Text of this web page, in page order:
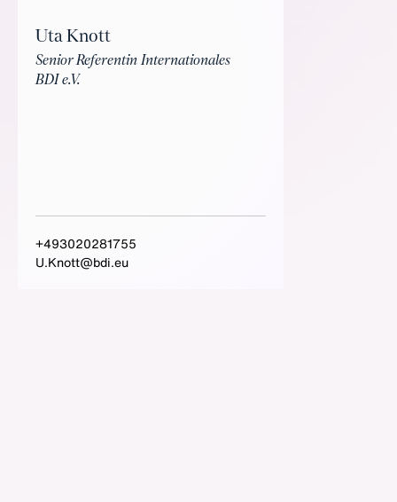
Uta Knott
Senior Referentin Internationales
BDI e.V.
+493020281755
U.Knott@bdi.eu